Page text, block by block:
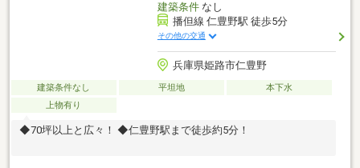
建築条件なし
播但線 仁豊野駅 徒歩5分
その他の交通
兵庫県姫路市仁豊野
建築条件なし 平坦地
本下水
上物有り
◆70坪以上と広々！ ◆仁豊野駅まで徒歩約5分！